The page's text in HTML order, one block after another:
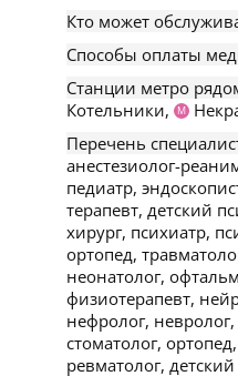
Кто может
Способы оплаты
Станции метро
Котельники, М
Перечень
анестезиолог-
педиатр,
терапевт, детский
хирург, психиатр,
ортопед,
неонатолог,
физиотерапевт,
нефролог,
стоматолог,
ревматолог,